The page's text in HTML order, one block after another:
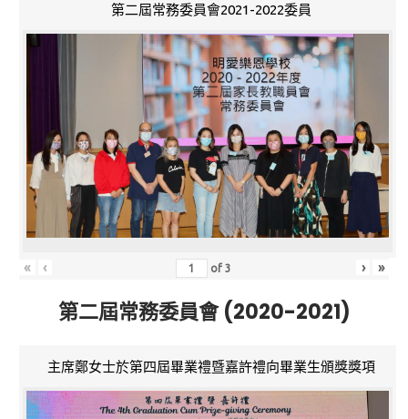
第二屆常務委員會2021-2022委員
« ‹ of3 › »
第二屆常務委員會 (2020-2021)
主席鄭女士於第四屆畢業禮暨嘉許禮向畢業生頒獎獎項